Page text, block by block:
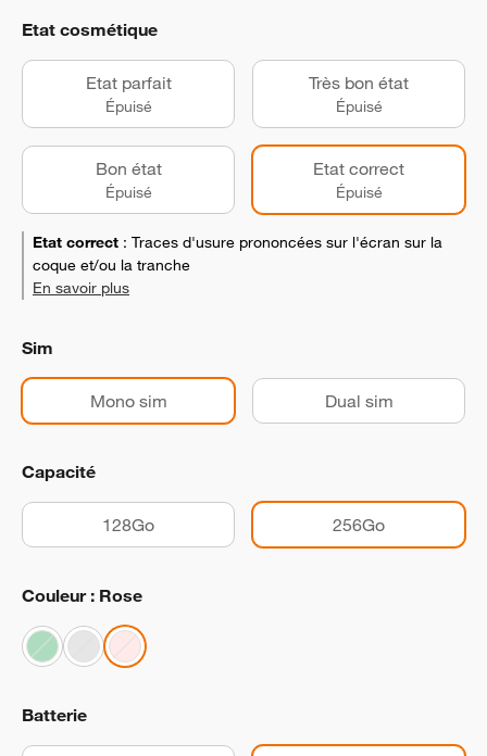
Etat cosmétique
Etat parfait
Épuisé
Très bon état
Épuisé
Bon état
Épuisé
Etat correct
Épuisé
Etat correct : Traces d'usure prononcées sur l'écran sur la
coque et/ou la tranche
En savoir plus
Sim
Mono sim Dual sim
Capacité
128Go 256Go
Couleur : Rose
Batterie